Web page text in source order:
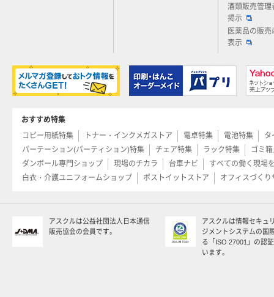
酒類販売管理
掲示
医薬品の販売
表示
おすすめ特集
コピー用紙特集
トナー・インクメガストア 電卓特集 電池特集
タ
パーテーション(パーティション)特集
チェア特集 ラック特集
ゴミ
ダンボール専門ショップ
現場のチカラ 台車ナビ
すべての働く現場
白衣・介護ユニフォームショップ
ポストイットストア オフィスづくり
アスクルは公益社団法人日本通信
販売協会の会員です。
アスクルは情報セキュ
ジメントシステムの国
る「ISO 27001」の認
います。